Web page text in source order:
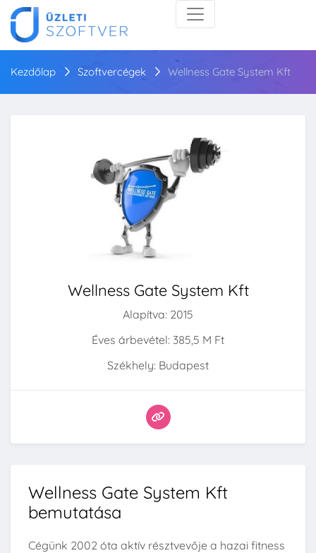
Kezdőlap Szoftvercégek Wellness Gate System Kft
Wellness Gate System Kft
Alapítva: 2015
Éves árbevétel: 385,5 M Ft
Székhely: Budapest
Wellness Gate System Kft
bemutatása
Cégünk 2002 óta aktív résztvevője a hazai fitness